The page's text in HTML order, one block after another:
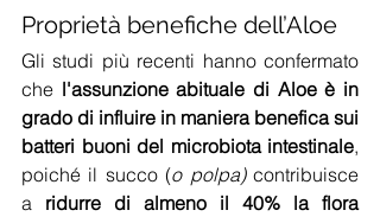
Proprietà benefiche dell’Aloe
Gli studi più recenti hanno confermato
che l'assunzione abituale di Aloe è in
grado di influire in maniera benefica sui
batteri buoni del microbiota intestinale,
poiché il succo (o polpa) contribuisce
a ridurre di almeno il 40% la flora